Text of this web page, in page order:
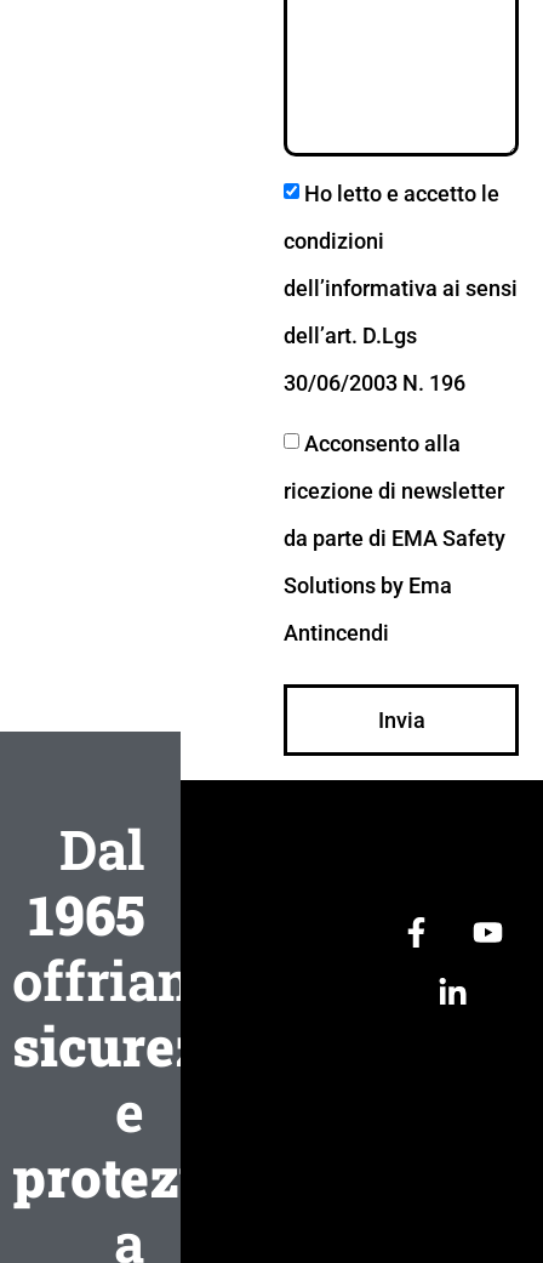
Ho letto e accetto le
condizioni
dell’informativa ai sensi
dell’art. D.Lgs
30/06/2003 N. 196
Acconsento alla
ricezione di newsletter
da parte di EMA Safety
Solutions by Ema
Antincendi
Invia
Dal
1965
offriamo
sicurezza
e
protezione
a